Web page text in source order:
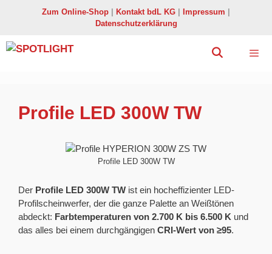
Zum Online-Shop Kontakt bdL KG Impressum
Datenschutzerklärung
Profile LED 300W TW
Profile LED 300W TW
Der Profile LED 300W TW ist ein hocheffizienter LED-
Profilscheinwerfer, der die ganze Palette an Weißtönen
abdeckt: Farbtemperaturen von 2.700 K bis 6.500 K und
das alles bei einem durchgängigen CRI-Wert von ≥95.